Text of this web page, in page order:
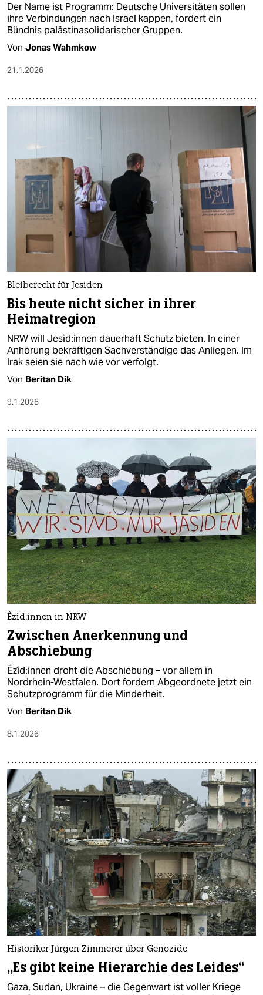
Der Name ist Programm: Deutsche Universitäten sollen
ihre Verbindungen nach Israel kappen, fordert ein
Bündnis palästinasolidarischer Gruppen.
Von Jonas Wahmkow
21.1.2026
Bleiberecht für Je­si­den
Bis heute nicht sicher in ihrer
Heimatregion
NRW will Je­si­d:in­nen dauerhaft Schutz bieten. In einer
Anhörung bekräftigen Sachverständige das Anliegen. Im
Irak seien sie nach wie vor verfolgt.
Von Beritan Dik
9.1.2026
Êzî­d:in­nen in NRW
Zwischen Anerkennung und
Abschiebung
Êzî­d:in­nen droht die Abschiebung – vor allem in
Nordrhein-Westfalen. Dort fordern Abgeordnete jetzt ein
Schutzprogramm für die Minderheit.
Von Beritan Dik
8.1.2026
Historiker Jürgen Zimmerer über Genozide
„Es gibt keine Hierarchie des Leides“
Gaza, Sudan, Ukraine – die Gegenwart ist voller Kriege